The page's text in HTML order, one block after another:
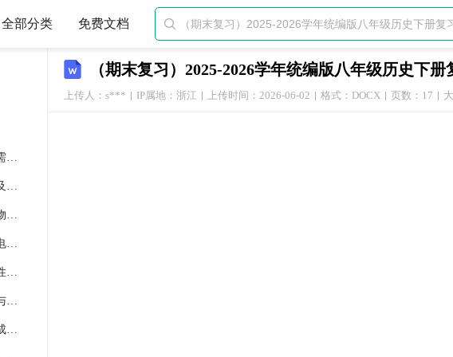
全部分类 免费文档 
（期末复习）2025-2026学年统编版八年级历史下册
上传人：s*** IP属地：浙江 上传时间：2026-06-02 格式：DOCX 页数：17
2026公共交通行业市场现状供需隐私分析及投资全面预算研究报告
2026公共事业市场化改革研究及基本公共服务均衡化方案与效率提升咨询报告
2026光纤表面等离子体共振生物检测技术临床验证报告
2026光纤电流互感器在智能变电站中的可靠性验证报告
2026光纤涂层材料创新研发与性能优化专题研究报告
2026光纤到房间技术标准演进与智能家居生态对接策略报告
2026光纤光栅解调仪多通道集成化发展趋势分析报告